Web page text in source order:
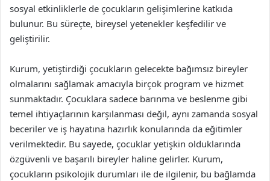
sosyal etkinliklerle de çocukların gelişimlerine katkıda
bulunur. Bu süreçte, bireysel yetenekler keşfedilir ve
geliştirilir.
Kurum, yetiştirdiği çocukların gelecekte bağımsız bireyler
olmalarını sağlamak amacıyla birçok program ve hizmet
sunmaktadır. Çocuklara sadece barınma ve beslenme gibi
temel ihtiyaçlarının karşılanması değil, aynı zamanda sosyal
beceriler ve iş hayatına hazırlık konularında da eğitimler
verilmektedir. Bu sayede, çocuklar yetişkin olduklarında
özgüvenli ve başarılı bireyler haline gelirler. Kurum,
çocukların psikolojik durumları ile de ilgilenir, bu bağlamda